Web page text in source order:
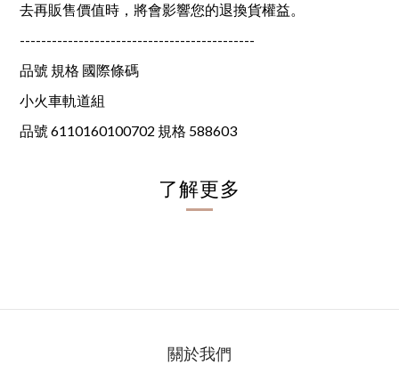
去再販售價值時，將會影響您的退換貨權益。
--------------------------------------------
品號 規格 國際條碼
小火車軌道組
品號 6110160100702 規格 588603
了解更多
關於我們